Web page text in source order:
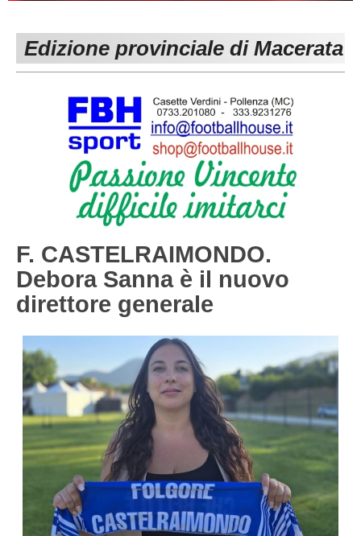
Carica la tua Rosa
1^ CATEGORIA
3^ CATEGORIA
GIOVANILI
Edizione provinciale di Macerata
F. CASTELRAIMONDO.
Debora Sanna è il nuovo
direttore generale